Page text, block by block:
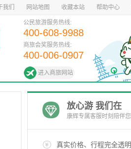
我们 网站地图 收藏本站 帮助中心
公民旅游服务热线:
400-608-9988
商旅会奖服务热线:
400-006-0907
进入商旅网站
放心游 我们在
康辉专属客服时刻陪伴您
真实价格、行程完全透明